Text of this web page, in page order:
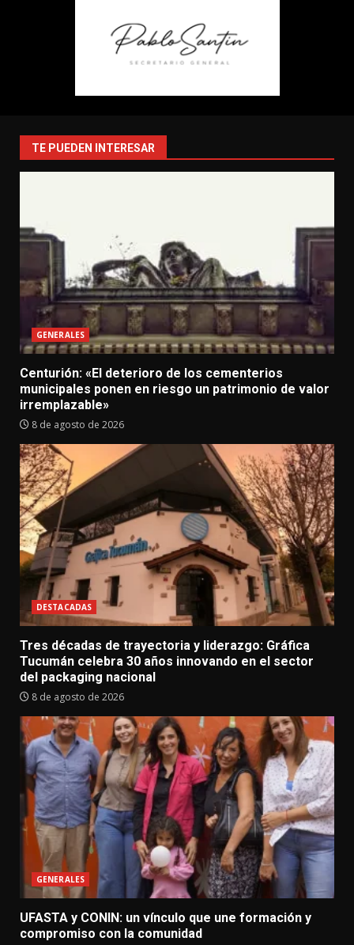
TE PUEDEN INTERESAR
GENERALES
Centurión: «El deterioro de los cementerios
municipales ponen en riesgo un patrimonio de valor
irremplazable»
8 de agosto de 2026
DESTACADAS
Tres décadas de trayectoria y liderazgo: Gráfica
Tucumán celebra 30 años innovando en el sector
del packaging nacional
8 de agosto de 2026
GENERALES
UFASTA y CONIN: un vínculo que une formación y
compromiso con la comunidad